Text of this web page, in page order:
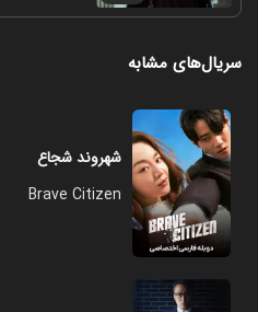
سریال‌های مشابه
شهروند شجاع
Brave Citizen